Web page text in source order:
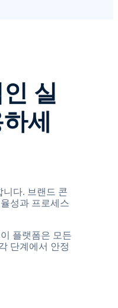
실
세
니다. 브랜드 콘
성과 프로세스
플랫폼은 모든
단계에서 안정